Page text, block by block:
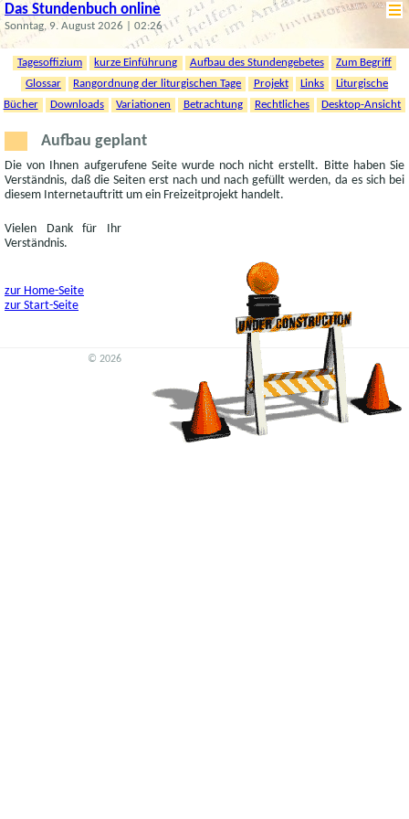
Das Stundenbuch online
Sonntag, 9. August 2026 | 02:26
Tagesoffizium kurze Einführung Aufbau des Stundengebetes
Zum Begriff
Glossar
Rangordnung der liturgischen Tage Projekt Links
Liturgische
Bücher
Downloads Variationen Betrachtung Rechtliches Desktop-Ansicht
Aufbau geplant
Die von Ihnen aufgerufene Seite wurde noch nicht erstellt. Bitte haben Sie
Verständnis, daß die Seiten erst nach und nach gefüllt werden, da es sich bei
diesem Internetauftritt um ein Freizeitprojekt handelt.
Vielen Dank für Ihr
Verständnis.
zur Home-Seite
zur Start-Seite
© 2026